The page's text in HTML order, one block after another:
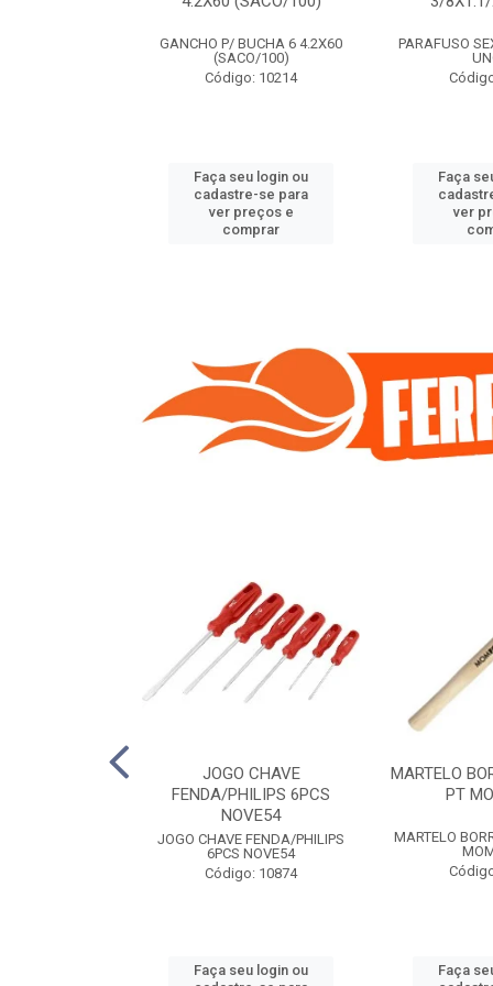
GANCHO P/ BUCHA 6 4.2X60
(SACO/100)
Código: 10214
Faça seu login ou
cadastre-se para
ver preços e
comprar
PARAFUSO
Faça
ver
JOGO CHAVE
FENDA/PHILIPS 6PCS
NOVE54
JOGO CHAVE FENDA/PHILIPS
6PCS NOVE54
Código: 10874
Faça seu login ou
MARTELO
PT
MARTELO
Faça